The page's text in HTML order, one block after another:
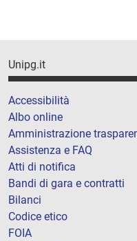
Unipg.it
Accessibilità
Albo online
Amministrazione
Assistenza e FAQ
Atti di notifica
Bandi di gara e contratti
Bilanci
Codice etico
FOIA